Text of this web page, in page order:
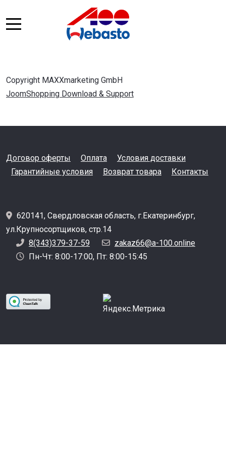
Copyright MAXXmarketing GmbH
JoomShopping Download & Support
Договор оферты Оплата
Условия доставки
Гарантийные условия
Возврат товара Контакты
620141, Свердловская область, г.Екатеринбург,
ул.Крупносортщиков, стр.14
8(343)379-37-59
zakaz66@a-100.online
Пн-Чт: 8:00-17:00, Пт: 8:00-15:45